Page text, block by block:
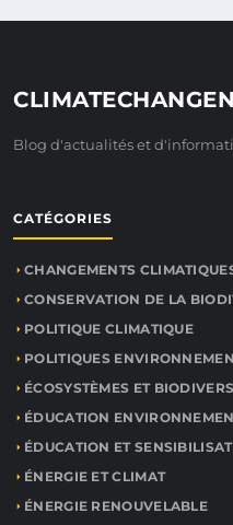
Blog d'actualités et
CATÉGORIES
CHANGEMENTS
CONSERVATION DE LA
POLITIQUE CLIMATIQUE
POLITIQUES
ÉCOSYSTÈMES ET
ÉDUCATION
ÉDUCATION ET
ÉNERGIE ET CLIMAT
ÉNERGIE RENOUVELABLE